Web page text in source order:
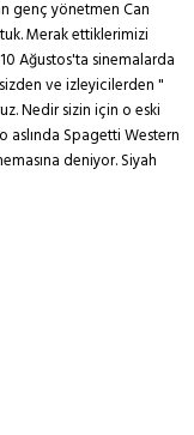
genç yönetmen Can
Merak ettiklerimizi
Ağustos'ta sinemalarda
ve izleyicilerden "
Nedir sizin için o eski
aslında Spagetti Western
deniyor. Siyah